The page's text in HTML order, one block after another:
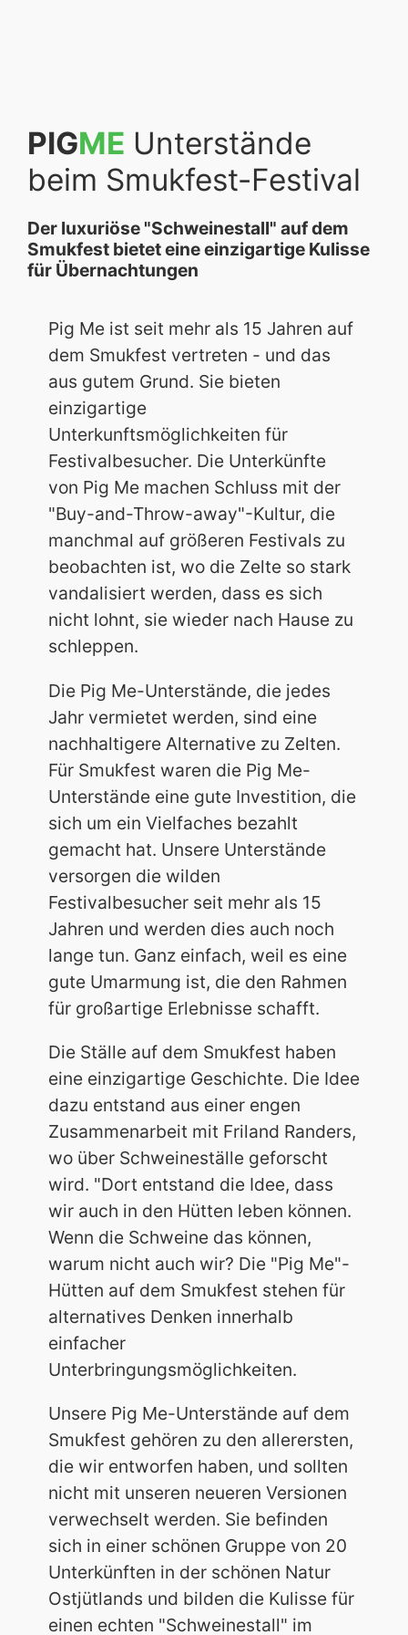
PIGME Unterstände
beim Smukfest-Festival
Der luxuriöse "Schweinestall" auf dem
Smukfest bietet eine einzigartige Kulisse
für Übernachtungen
Pig Me ist seit mehr als 15 Jahren auf
dem Smukfest vertreten - und das
aus gutem Grund. Sie bieten
einzigartige
Unterkunftsmöglichkeiten für
Festivalbesucher. Die Unterkünfte
von Pig Me machen Schluss mit der
"Buy-and-Throw-away"-Kultur, die
manchmal auf größeren Festivals zu
beobachten ist, wo die Zelte so stark
vandalisiert werden, dass es sich
nicht lohnt, sie wieder nach Hause zu
schleppen.
Die Pig Me-Unterstände, die jedes
Jahr vermietet werden, sind eine
nachhaltigere Alternative zu Zelten.
Für Smukfest waren die Pig Me-
Unterstände eine gute Investition, die
sich um ein Vielfaches bezahlt
gemacht hat. Unsere Unterstände
versorgen die wilden
Festivalbesucher seit mehr als 15
Jahren und werden dies auch noch
lange tun. Ganz einfach, weil es eine
gute Umarmung ist, die den Rahmen
für großartige Erlebnisse schafft.
Die Ställe auf dem Smukfest haben
eine einzigartige Geschichte. Die Idee
dazu entstand aus einer engen
Zusammenarbeit mit Friland Randers,
wo über Schweineställe geforscht
wird. "Dort entstand die Idee, dass
wir auch in den Hütten leben können.
Wenn die Schweine das können,
warum nicht auch wir? Die "Pig Me"-
Hütten auf dem Smukfest stehen für
alternatives Denken innerhalb
einfacher
Unterbringungsmöglichkeiten.
Unsere Pig Me-Unterstände auf dem
Smukfest gehören zu den allerersten,
die wir entworfen haben, und sollten
nicht mit unseren neueren Versionen
verwechselt werden. Sie befinden
sich in einer schönen Gruppe von 20
Unterkünften in der schönen Natur
Ostjütlands und bilden die Kulisse für
einen echten "Schweinestall" im